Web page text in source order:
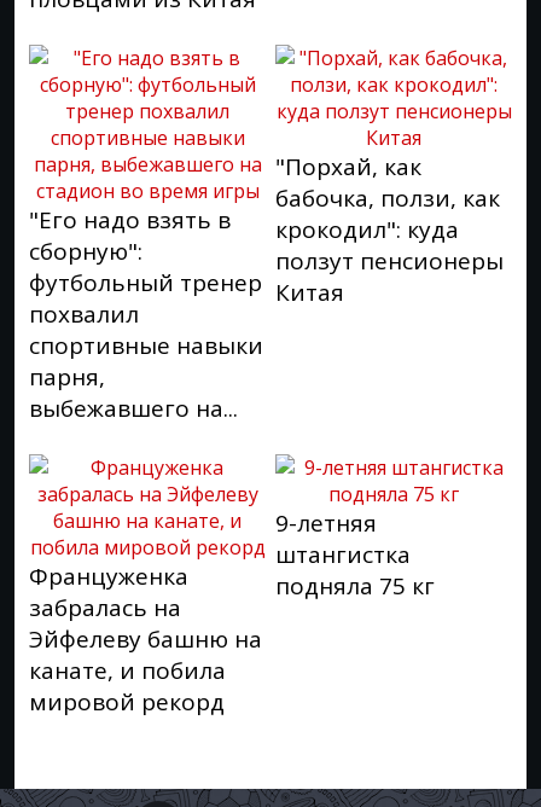
"Его надо взять в
сборную":
футбольный тренер
похвалил
спортивные навыки
парня,
выбежавшего на...
"Порхай, как
бабочка, ползи, как
крокодил": куда
ползут пенсионеры
Китая
Француженка
забралась на
Эйфелеву башню на
канате, и побила
мировой рекорд
9-летняя
штангистка
подняла 75 кг